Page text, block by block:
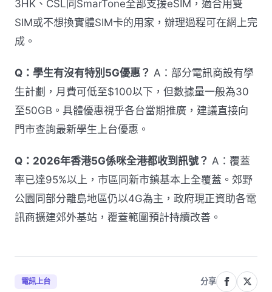
3HK、CSL同SmarTone全部支援eSIM，適合用雙
SIM或不想換實體SIM卡的用家，辦理過程可在網上完
成。
Q：學生有沒有特別5G優惠？ A：部分電訊商設有學
生計劃，月費可低至$100以下，但數據量一般為30
至50GB。具體優惠視乎各台當期推廣，建議直接向
門市查詢最新學生上台優惠。
Q：2026年香港5G係咪全港都收到訊號？ A：覆蓋
率已達95%以上，市區同新市鎮基本上全覆蓋。郊野
公園同部分離島地區仍以4G為主，政府現正資助各電
訊商擴建郊外基站，覆蓋範圍預計持續改善。
電訊上台 分享